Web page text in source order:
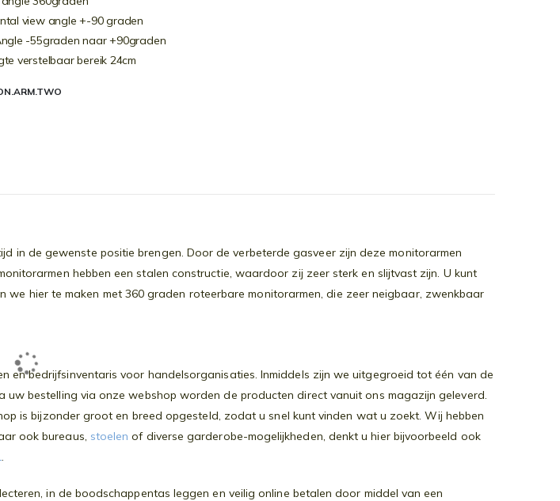
view angle +-90 graden
-55graden naar +90graden
verstelbaar bereik 24cm
in de gewenste positie brengen. Door de verbeterde gasveer zijn deze monitorarmen
hebben een stalen constructie, waardoor zij zeer sterk en slijtvast zijn. U kunt
we hier te maken met 360 graden roteerbare monitorarmen, die zeer neigbaar, zwenkbaar
en bedrijfsinventaris voor handelsorganisaties. Inmiddels zijn we uitgegroeid tot één van de
bestelling via onze webshop worden de producten direct vanuit ons magazijn geleverd.
is bijzonder groot en breed opgesteld, zodat u snel kunt vinden wat u zoekt. Wij hebben
ook bureaus, stoelen of diverse garderobe-mogelijkheden, denkt u hier bijvoorbeeld ook
.
in de boodschappentas leggen en veilig online betalen door middel van een